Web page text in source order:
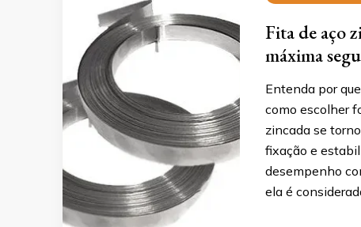
Fita de aço
máxima
Entenda por
como escolher
zincada se
fixação e
desempenho
ela é